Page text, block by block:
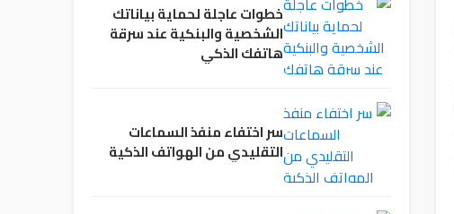
خطوات عاجلة لحماية بياناتك
الشخصية والبنكية عند سرقة
هاتفك الذكي
سر اختفاء منفذ السماعات
التقليدي من الهواتف الذكية